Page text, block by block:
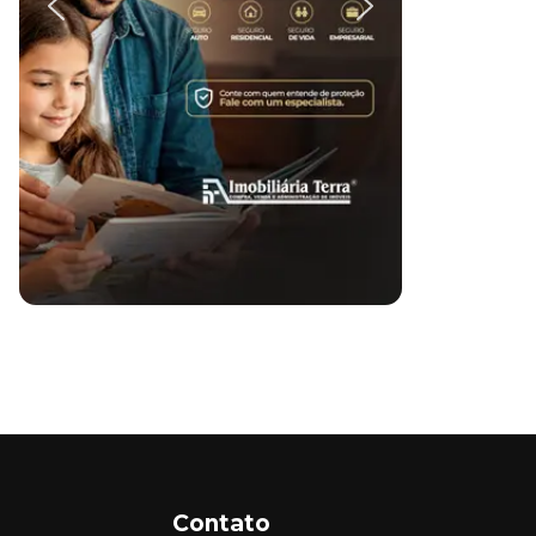
Contato